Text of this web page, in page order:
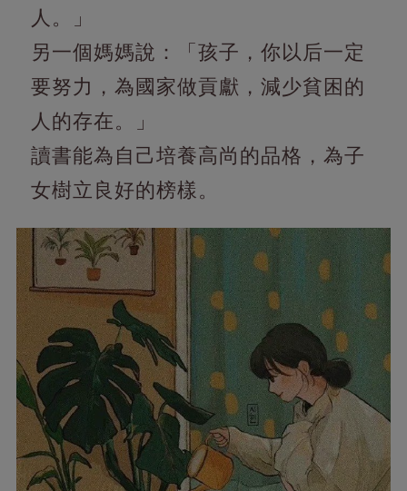
人。」
另一個媽媽說：「孩子，你以后一定
要努力，為國家做貢獻，減少貧困的
人的存在。」
讀書能為自己培養高尚的品格，為子
女樹立良好的榜樣。